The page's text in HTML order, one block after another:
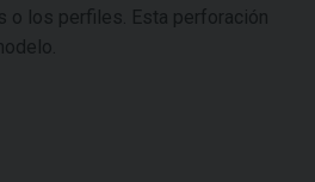
o los perfiles. Esta perforación